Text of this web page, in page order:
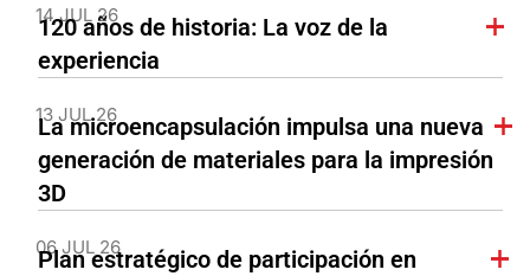
14 JUL 26
120 años de historia: La voz de la
experiencia
13 JUL 26
La microencapsulación impulsa una nueva
generación de materiales para la impresión
3D
06 JUL 26
Plan estratégico de participación en